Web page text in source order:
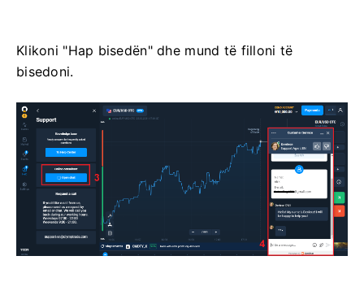
Klikoni "Hap bisedën" dhe mund të filloni të
bisedoni.